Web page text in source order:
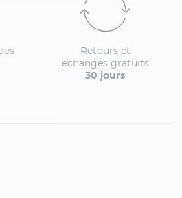
Retours et
échanges gratuits
30 jours